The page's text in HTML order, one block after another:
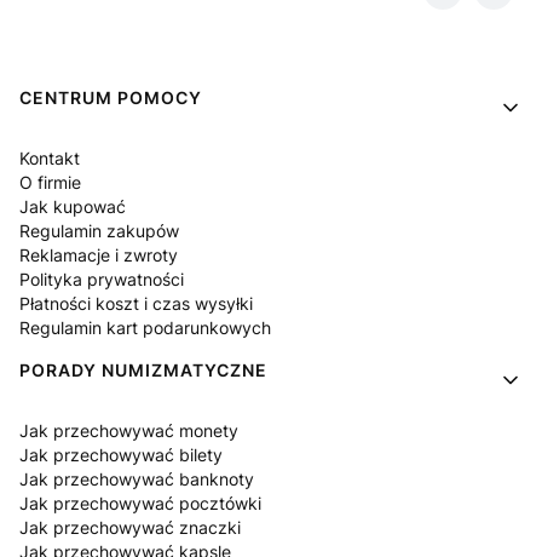
Linki w stopce
CENTRUM POMOCY
Kontakt
O firmie
Jak kupować
Regulamin zakupów
Reklamacje i zwroty
Polityka prywatności
Płatności koszt i czas wysyłki
Regulamin kart podarunkowych
PORADY NUMIZMATYCZNE
Jak przechowywać monety
Jak przechowywać bilety
Jak przechowywać banknoty
Jak przechowywać pocztówki
Jak przechowywać znaczki
Jak przechowywać kapsle